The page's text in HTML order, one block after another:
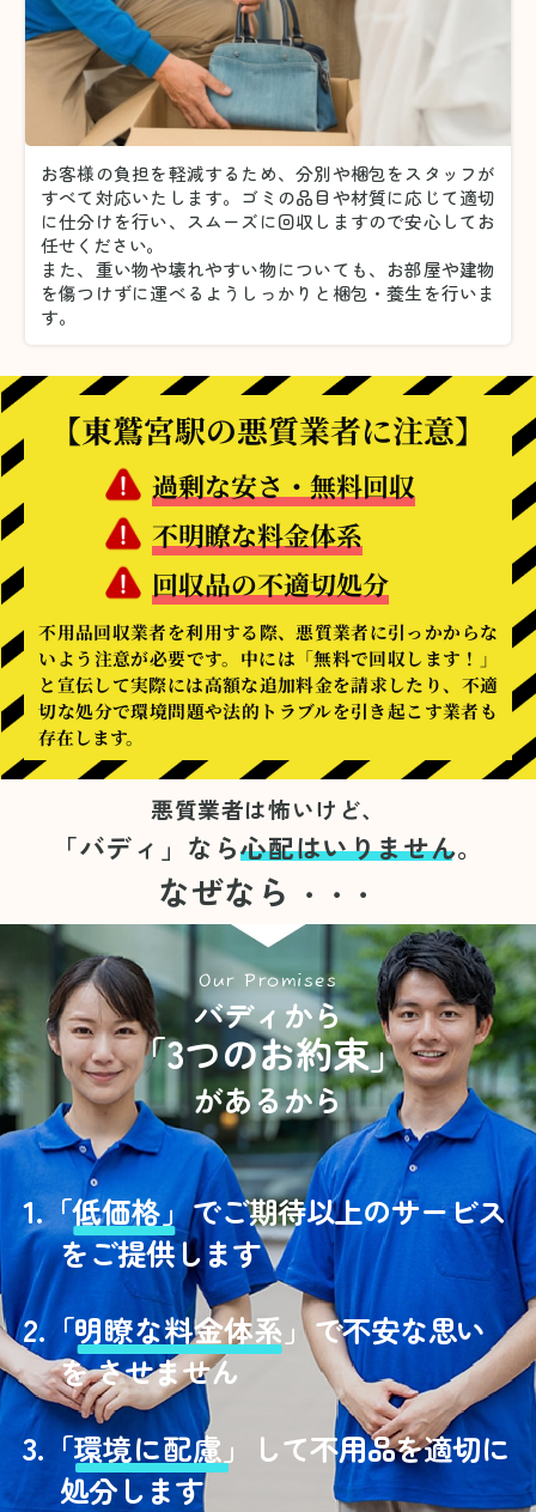
お客様の負担を軽減するため、分別や梱包をスタッフが
すべて対応いたします。 ゴミの品目や材質に応じて適切
に仕分けを行い、スムーズに回収しますので安心してお
任せください。
また、重い物や壊れやすい物についても、お部屋や建物
を傷つけずに運べるようしっかりと梱包・養生を行いま
す。
【東鷲宮駅の悪質業者に注意】
過剰な安さ・無料回収
不明瞭な料金体系
回収品の不適切処分
不用品回収業者を利用する際、悪質業者に引っかからな
いよう注意が必要です。中には「無料で回収します！」
と宣伝して実際には高額な追加料金を請求したり、不適
切な処分で環境問題や法的トラブルを引き起こす業者も
存在します。
悪質業者は怖いけど、
「バディ」なら心配はいりません。
なぜなら ・・・
Our Promises
バディから
「3つのお約束」
があるから
1.「低価格」でご期待以上のサービス
をご提供します
2.「明瞭な料金体系」で不安な思い
を させません
3. 「環境に配慮」
して不用品を適切に
処分します